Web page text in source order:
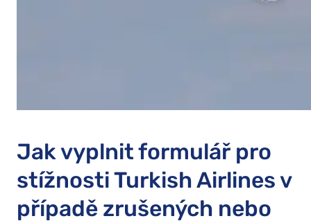
Jak vyplnit formulář pro
stížnosti Turkish Airlines v
případě zrušených nebo